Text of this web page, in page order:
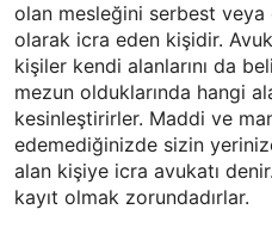
olan mesleğini serbest veya
olarak icra eden kişidir.
kişiler kendi alanlarını da
mezun olduklarında hangi
kesinleştirirler. Maddi ve
edemediğinizde sizin
alan kişiye icra avukatı
kayıt olmak zorundadırlar.